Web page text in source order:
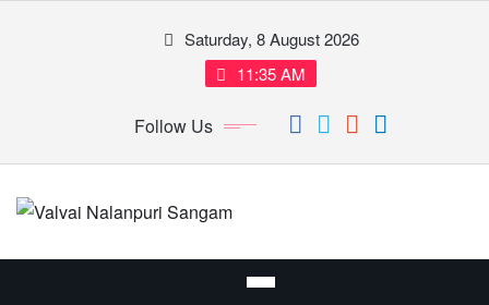
Saturday, 8 August 2026
11:35 AM
Follow Us